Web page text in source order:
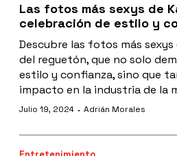
Las fotos más sexys de
celebración de estilo y
Descubre las fotos más sexys
del reguetón, que no solo
estilo y confianza, sino que
impacto en la industria de la
Julio 19, 2024 · Adrián Morales